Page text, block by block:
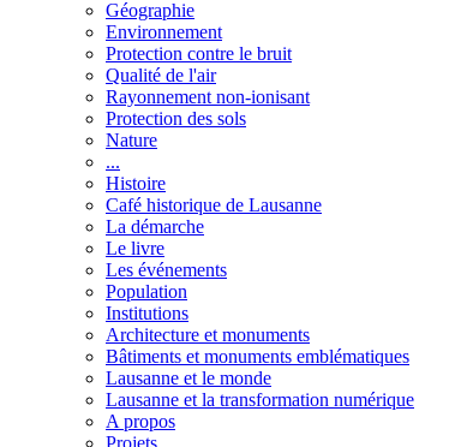
Géographie
Environnement
Protection contre le bruit
Qualité de l'air
Rayonnement non-ionisant
Protection des sols
Nature
...
Histoire
Café historique de Lausanne
La démarche
Le livre
Les événements
Population
Institutions
Architecture et monuments
Bâtiments et monuments emblématiques
Lausanne et le monde
Lausanne et la transformation numérique
A propos
Projets